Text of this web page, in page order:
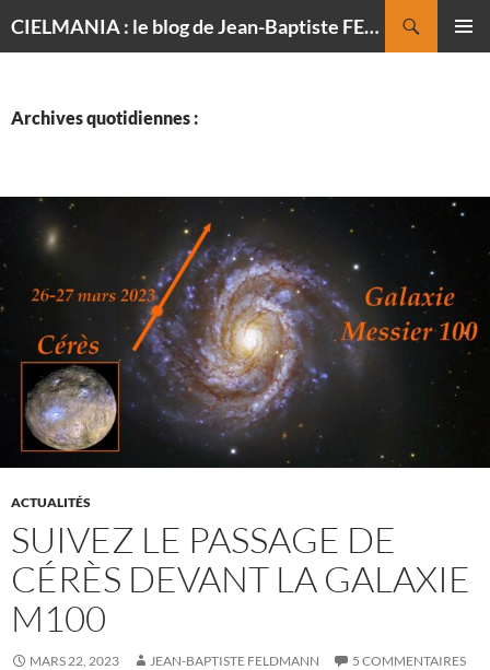
CIELMANIA : le blog de Jean-Baptiste FELDMANN, photographe du ciel
Archives quotidiennes :
ACTUALITÉS
SUIVEZ LE PASSAGE DE
CÉRÈS DEVANT LA GALAXIE
M100
MARS 22, 2023 JEAN-BAPTISTE FELDMANN 5 COMMENTAIRES